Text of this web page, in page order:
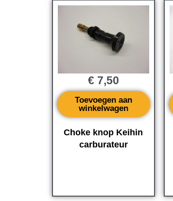
Choke knop Keihin
carburateur
€7,50
Toevoegen aan
winkelwagen